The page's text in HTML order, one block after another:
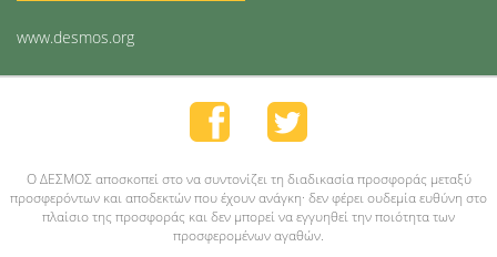
www.desmos.org
O ΔΕΣΜΟΣ αποσκοπεί στο να συντονίζει τη διαδικασία προσφοράς μεταξύ
προσφερόντων και αποδεκτών που έχουν ανάγκη· δεν φέρει ουδεμία ευθύνη στο
πλαίσιο της προσφοράς και δεν μπορεί να εγγυηθεί την ποιότητα των
προσφερομένων αγαθών.